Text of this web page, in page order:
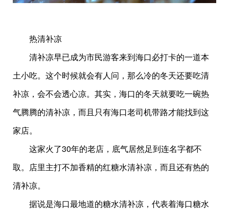
热清补凉
清补凉早已成为市民游客来到海口必打卡的一道本
土小吃。这个时候就会有人问，那么冷的冬天还要吃清
补凉，会不会透心凉。其实，海口的冬天就要吃一碗热
气腾腾的清补凉，而且只有海口老司机带路才能找到这
家店。
这家火了30年的老店，底气居然足到连名字都不
取。店里主打不加香精的红糖水清补凉，而且还有热的
清补凉。
据说是海口最地道的糖水清补凉，代表着海口糖水